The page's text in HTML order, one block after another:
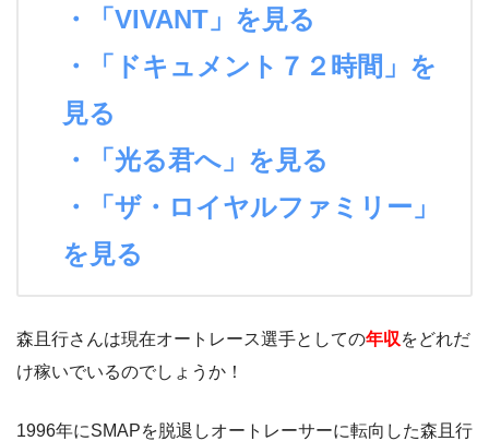
・「VIVANT」を見る
・「ドキュメント７２時間」を
見る
・「光る君へ」を見る
・「ザ・ロイヤルファミリー」
を見る
森且行さんは現在オートレース選手としての年収をどれだ
け稼いでいるのでしょうか！
1996年にSMAPを脱退しオートレーサーに転向した森且行